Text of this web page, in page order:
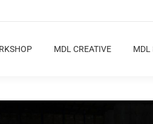
MDL CREATIVE MDL